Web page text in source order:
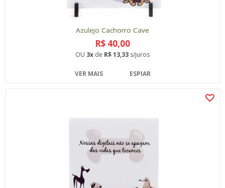
Azulejo Cachorro Cave
R$ 40,00
OU 3x de R$ 13,33 s/juros
VER MAIS ESPIAR